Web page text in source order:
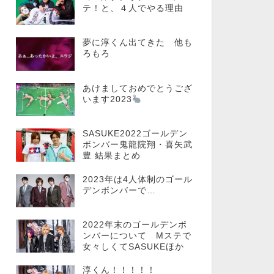
テ！と、４人でやる理由
夢に淳くん出てきた 他も
ろもろ
あけましておめでとうござ
います2023
SASUKE2022ゴールデン
ボンバー鬼龍院翔・喜矢武
豊 結果まとめ
2023年は4人体制のゴール
デンボンバーで…
2022年末のゴールデンボ
ンバーについて Mステで
女々しくてSASUKEほか
淳くん！！！！！